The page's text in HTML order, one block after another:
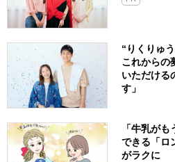
“りくりゅ
これからの
いただける
す」
「牛乳が
できる「ロ
がラクに